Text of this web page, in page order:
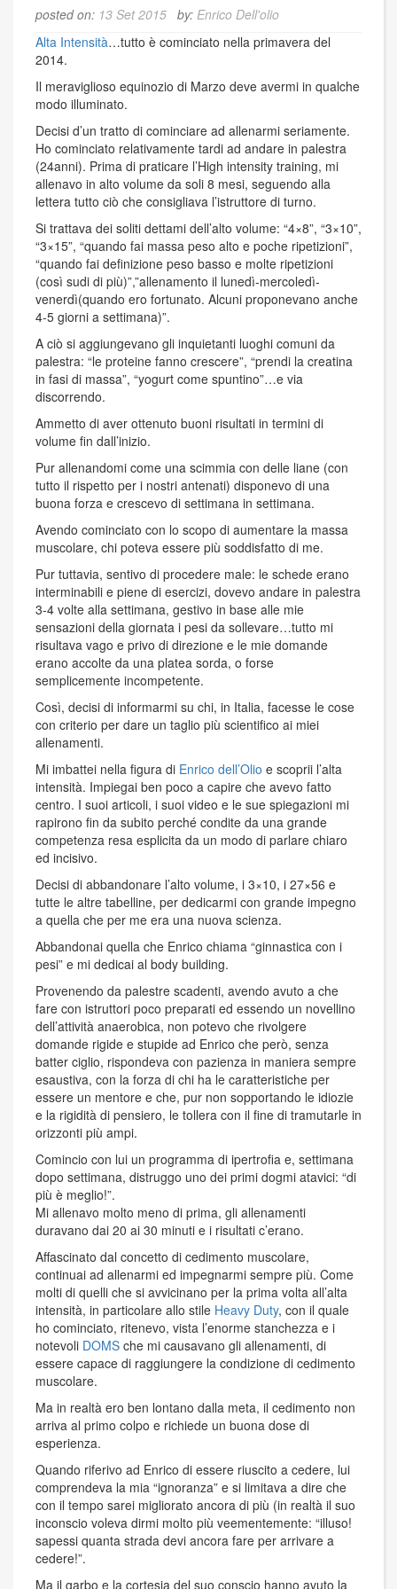
posted on: 13 Set 2015 by: Enrico Dell'olio
Alta Intensità…tutto è cominciato nella primavera del
2014.
Il meraviglioso equinozio di Marzo deve avermi in qualche
modo illuminato.
Decisi d’un tratto di cominciare ad allenarmi seriamente.
Ho cominciato relativamente tardi ad andare in palestra
(24anni). Prima di praticare l’High intensity training, mi
allenavo in alto volume da soli 8 mesi, seguendo alla
lettera tutto ciò che consigliava l’istruttore di turno.
Si trattava dei soliti dettami dell’alto volume: “4×8”, “3×10”,
“3×15”, “quando fai massa peso alto e poche ripetizioni”,
“quando fai definizione peso basso e molte ripetizioni
(così sudi di più)”,”allenamento il lunedì-mercoledì-
venerdì(quando ero fortunato. Alcuni proponevano anche
4-5 giorni a settimana)”.
A ciò si aggiungevano gli inquietanti luoghi comuni da
palestra: “le proteine fanno crescere”, “prendi la creatina
in fasi di massa”, “yogurt come spuntino”…e via
discorrendo.
Ammetto di aver ottenuto buoni risultati in termini di
volume fin dall’inizio.
Pur allenandomi come una scimmia con delle liane (con
tutto il rispetto per i nostri antenati) disponevo di una
buona forza e crescevo di settimana in settimana.
Avendo cominciato con lo scopo di aumentare la massa
muscolare, chi poteva essere più soddisfatto di me.
Pur tuttavia, sentivo di procedere male: le schede erano
interminabili e piene di esercizi, dovevo andare in palestra
3-4 volte alla settimana, gestivo in base alle mie
sensazioni della giornata i pesi da sollevare…tutto mi
risultava vago e privo di direzione e le mie domande
erano accolte da una platea sorda, o forse
semplicemente incompetente.
Così, decisi di informarmi su chi, in Italia, facesse le cose
con criterio per dare un taglio più scientifico ai miei
allenamenti.
Mi imbattei nella figura di Enrico dell’Olio e scoprii l’alta
intensità. Impiegai ben poco a capire che avevo fatto
centro. I suoi articoli, i suoi video e le sue spiegazioni mi
rapirono fin da subito perché condite da una grande
competenza resa esplicita da un modo di parlare chiaro
ed incisivo.
Decisi di abbandonare l’alto volume, i 3×10, i 27×56 e
tutte le altre tabelline, per dedicarmi con grande impegno
a quella che per me era una nuova scienza.
Abbandonai quella che Enrico chiama “ginnastica con i
pesi” e mi dedicai al body building.
Provenendo da palestre scadenti, avendo avuto a che
fare con istruttori poco preparati ed essendo un novellino
dell’attività anaerobica, non potevo che rivolgere
domande rigide e stupide ad Enrico che però, senza
batter ciglio, rispondeva con pazienza in maniera sempre
esaustiva, con la forza di chi ha le caratteristiche per
essere un mentore e che, pur non sopportando le idiozie
e la rigidità di pensiero, le tollera con il fine di tramutarle in
orizzonti più ampi.
Comincio con lui un programma di ipertrofia e, settimana
dopo settimana, distruggo uno dei primi dogmi atavici: “di
più è meglio!”.
Mi allenavo molto meno di prima, gli allenamenti
duravano dai 20 ai 30 minuti e i risultati c’erano.
Affascinato dal concetto di cedimento muscolare,
continuai ad allenarmi ed impegnarmi sempre più. Come
molti di quelli che si avvicinano per la prima volta all’alta
intensità, in particolare allo stile Heavy Duty, con il quale
ho cominciato, ritenevo, vista l’enorme stanchezza e i
notevoli DOMS che mi causavano gli allenamenti, di
essere capace di raggiungere la condizione di cedimento
muscolare.
Ma in realtà ero ben lontano dalla meta, il cedimento non
arriva al primo colpo e richiede un buona dose di
esperienza.
Quando riferivo ad Enrico di essere riuscito a cedere, lui
comprendeva la mia “ignoranza” e si limitava a dire che
con il tempo sarei migliorato ancora di più (in realtà il suo
inconscio voleva dirmi molto più veementemente: “illuso!
sapessi quanta strada devi ancora fare per arrivare a
cedere!”.
Ma il garbo e la cortesia del suo conscio hanno avuto la